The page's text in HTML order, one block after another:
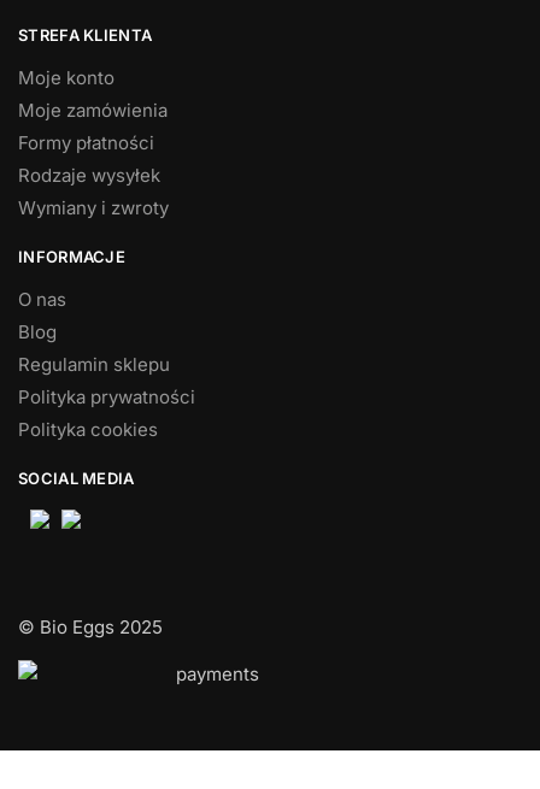
STREFA KLIENTA
Moje konto
Moje zamówienia
Formy płatności
Rodzaje wysyłek
Wymiany i zwroty
INFORMACJE
O nas
Blog
Regulamin sklepu
Polityka prywatności
Polityka cookies
SOCIAL MEDIA
© Bio Eggs 2025